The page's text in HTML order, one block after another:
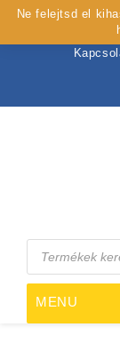
Kezdőlap
Products
search
MENU
Ne felejtsd el